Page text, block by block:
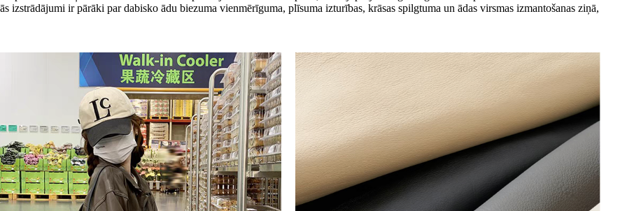
izstrādājumi ir pārāki par dabisko ādu biezuma vienmērīguma, plīsuma izturības, krāsas spilgtuma un ādas virsmas izmantošanas ziņā,